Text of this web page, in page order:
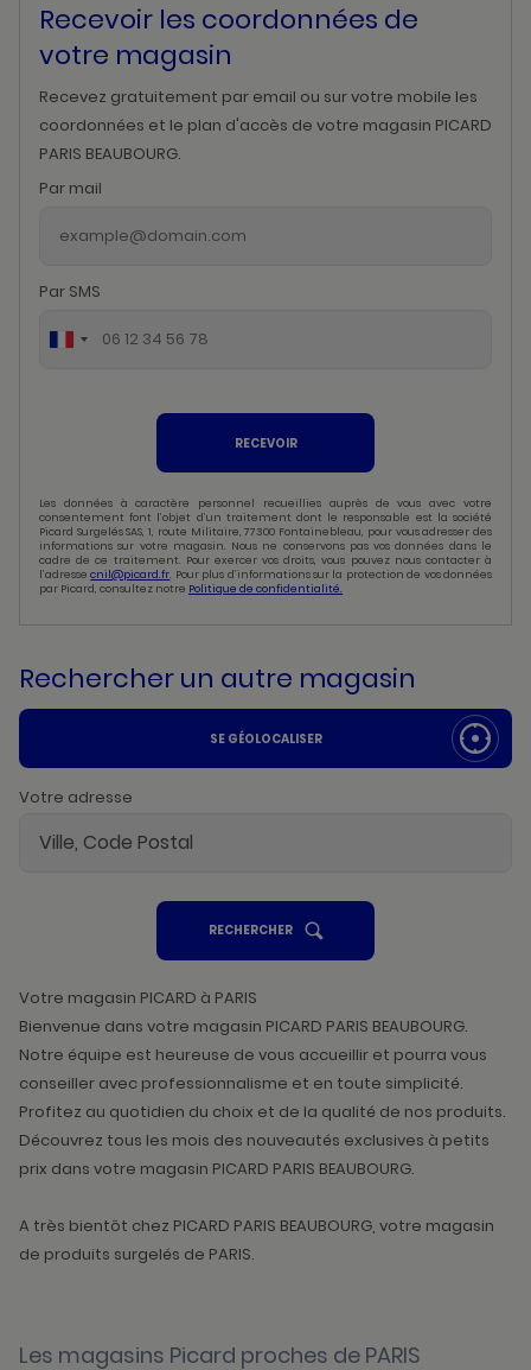
Recevoir les coordonnées de
votre magasin
Recevez gratuitement par email ou sur votre mobile les
coordonnées et le plan d'accès de votre magasin PICARD
PARIS BEAUBOURG.
Par mail
Par SMS
RECEVOIR
Les données à caractère personnel recueillies auprès de vous avec votre
consentement font l’objet d’un traitement dont le responsable est la société
Picard Surgelés SAS, 1, route Militaire, 77300 Fontainebleau, pour vous adresser des
informations sur votre magasin. Nous ne conservons pas vos données dans le
cadre de ce traitement. Pour exercer vos droits, vous pouvez nous contacter à
l’adressecnil@picard.fr. Pour plus d’informations sur la protection de vos données
par Picard, consultez notre Politique de confidentialité.
Rechercher un autre magasin
SE GÉOLOCALISER
Votre adresse
RECHERCHERUN
POINT
VENTE
Votre magasin PICARD à PARIS
Bienvenue dans votre magasin PICARD PARIS BEAUBOURG.
Notre équipe est heureuse de vous accueillir et pourra vous
conseiller avec professionnalisme et en toute simplicité.
Profitez au quotidien du choix et de la qualité de nos produits.
Découvrez tous les mois des nouveautés exclusives à petits
prix dans votre magasin PICARD PARIS BEAUBOURG.
A très bientôt chez PICARD PARIS BEAUBOURG, votre magasin
de produits surgelés de PARIS.
Les magasins Picard proches de PARIS